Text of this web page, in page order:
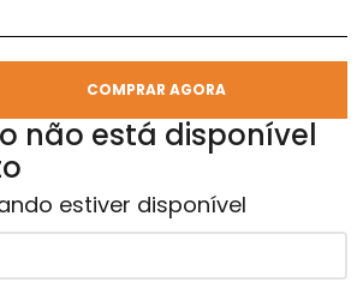
COMPRAR AGORA
não está disponível
estiver disponível